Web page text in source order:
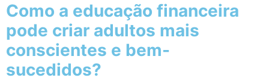
Como a educação financeira
pode criar adultos mais
conscientes e bem-
sucedidos?